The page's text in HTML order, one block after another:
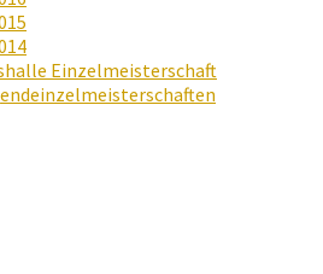
Einzelmeisterschaft